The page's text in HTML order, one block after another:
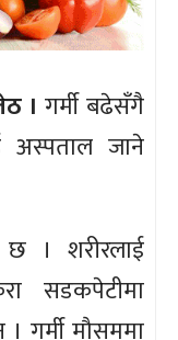
। गर्मी बढेसँगै
अस्पताल जाने
। शरीरलाई
सडकपेटीमा